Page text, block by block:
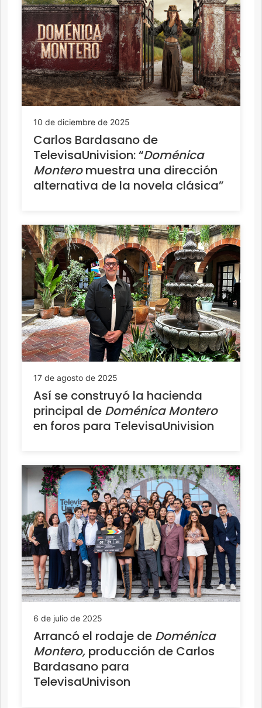
10 de diciembre de 2025
Carlos Bardasano de
TelevisaUnivision: “Doménica
Monteromuestra una dirección
alternativa de la novela clásica”
17 de agosto de 2025
Así se construyó la hacienda
principal de Doménica Montero
en foros para TelevisaUnivision
6 de julio de 2025
Arrancó el rodaje de Doménica
Montero, producción de Carlos
Bardasano para
TelevisaUnivison